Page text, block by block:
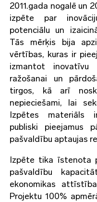
2011.gada nogalē un
izpēte par
potenciālu un
Tās mērķis bija
vērtības, kuras ir
izmantot inovatīvu
ražošanai un
tirgos, kā arī
nepieciešami, lai
Izpētes materiāls
publiski pieejamus
pašvaldību aptaujas
Izpēte tika īstenota
pašvaldību
ekonomikas
Projektu 100%